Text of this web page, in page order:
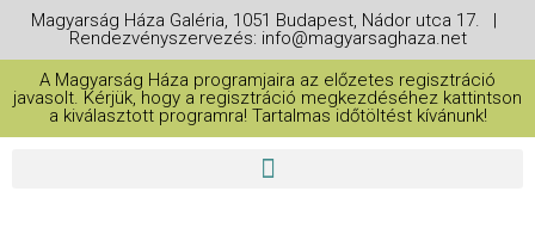
Magyarság Háza Galéria, 1051 Budapest, Nádor utca 17. |
Rendezvényszervezés: info@magyarsaghaza.net
A Magyarság Háza programjaira az előzetes regisztráció
javasolt. Kérjük, hogy a regisztráció megkezdéséhez kattintson
a kiválasztott programra! Tartalmas időtöltést kívánunk!